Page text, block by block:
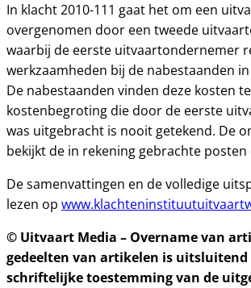
In klacht 2010-111 gaat het om een
overgenomen door een tweede
waarbij de eerste uitvaartondernemer
werkzaamheden bij de nabestaanden
De nabestaanden vinden deze kosten
kostenbegroting die door de eerste
was uitgebracht is nooit getekend. De
bekijkt de in rekening gebrachte
De samenvattingen en de volledige
lezen op
© Uitvaart Media – Overname van
gedeelten van artikelen is uitsluitend
schriftelijke toestemming van de